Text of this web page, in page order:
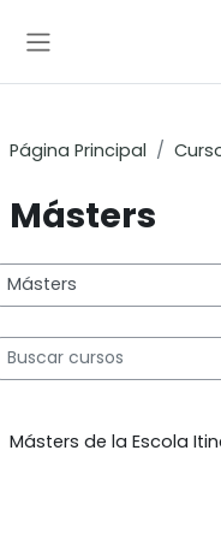
Página Principal
Másters
cursos
Másters de la Escola